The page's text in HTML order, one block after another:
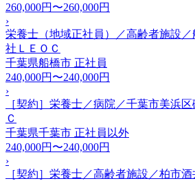
260,000円〜260,000円
›
栄養士（地域正社員）／高齢者施設
社ＬＥＯＣ
千葉県船橋市 正社員
240,000円〜240,000円
›
［契約］栄養士／病院／千葉市美浜
Ｃ
千葉県千葉市 正社員以外
240,000円〜240,000円
›
［契約］栄養士／高齢者施設／柏市